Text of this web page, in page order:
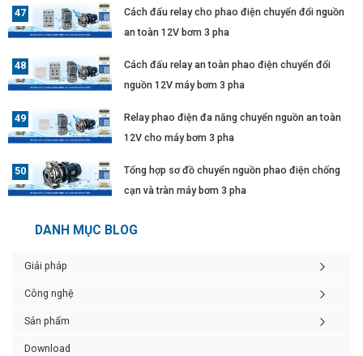
Cách đấu relay cho phao điện chuyển đổi nguồn
an toàn 12V bơm 3 pha
Cách đấu relay an toàn phao điện chuyển đổi
nguồn 12V máy bơm 3 pha
Relay phao điện đa năng chuyển nguồn an toàn
12V cho máy bơm 3 pha
Tổng hợp sơ đồ chuyển nguồn phao điện chống
cạn và tràn máy bơm 3 pha
DANH MỤC BLOG
Giải pháp
Công nghệ
Sản phẩm
Download